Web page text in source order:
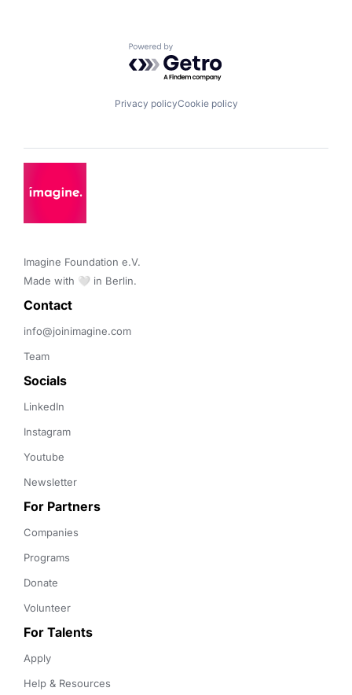
Powered by Getro.com
Privacy policyCookie policy
Imagine Foundation e.V.
Made with 🤍 in Berlin.
Contact
info@joinimagine.com
Team
Socials
LinkedIn
Instagram
Youtube
Newsletter
For Partners
Companies
Programs
Donate
Volunteer
For Talents
Apply
Help & Resources